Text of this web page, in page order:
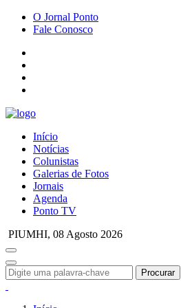
O Jornal Ponto
Fale Conosco
Início
Notícias
Colunistas
Galerias de Fotos
Jornais
Agenda
Ponto TV
PIUMHI, 08 Agosto 2026
Procurar